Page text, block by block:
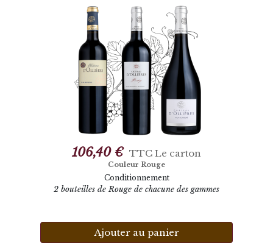
106,40 € TTC Le carton
Couleur Rouge
Conditionnement
2 bouteilles de Rouge de chacune des gammes
Ajouter au panier